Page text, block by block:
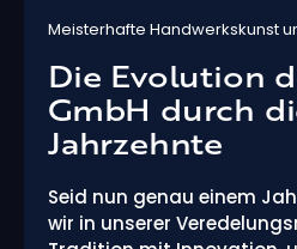
Meisterhafte Handwerkskunst
Die Evolution
GmbH durch
Jahrzehnte
Seid nun genau einem
wir in unserer